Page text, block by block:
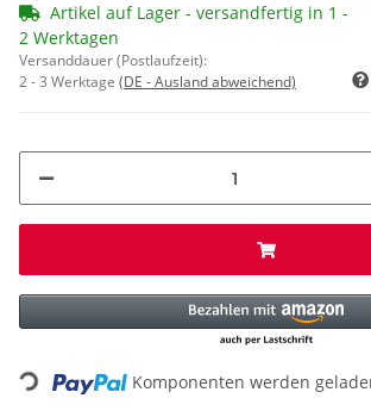
Artikel auf Lager - versandfertig in 1 -
2 Werktagen
Versanddauer (Postlaufzeit):
2 - 3 Werktage (DE - Ausland abweichend)
Loading... Komponenten werden